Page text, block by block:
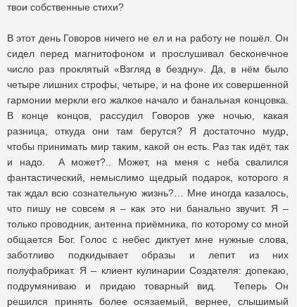
твои собственные стихи?
В этот день Говоров ничего не ел и на работу не пошёл. Он
сидел перед магнитофоном и прослушивал бесконечное
число раз проклятый «Взгляд в бездну». Да, в нём было
четыре лишних строфы, четыре, и на фоне их совершенной
гармонии меркли его жалкое начало и банальная концовка.
В конце концов, рассудил Говоров уже ночью, какая
разница, откуда они там берутся? Я достаточно мудр,
чтобы принимать мир таким, какой он есть. Раз так идёт, так
и надо. А может?.. Может, на меня с неба свалился
фантастический, немыслимо щедрый подарок, которого я
так ждал всю сознательную жизнь?… Мне иногда казалось,
что пишу не совсем я – как это ни банально звучит. Я –
только проводник, антенна приёмника, по которому со мной
общается Бог. Голос с небес диктует мне нужные слова,
заботливо подкидывает образы и лепит из них
полуфабрикат. Я – клиент кулинарии Создателя: допекаю,
подрумяниваю и придаю товарный вид. Теперь Он
решился принять более осязаемый, вернее, слышимый